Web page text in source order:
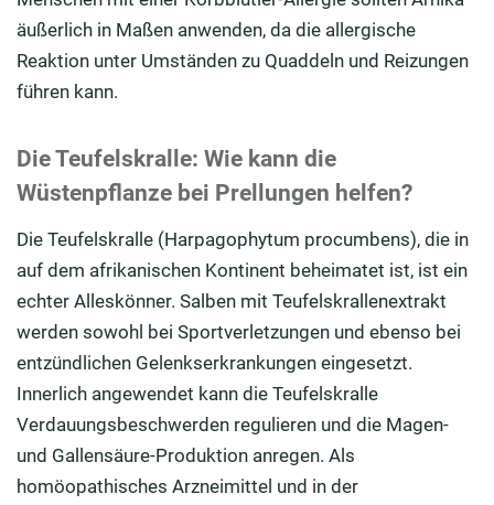
äußerlich in Maßen anwenden, da die allergische
Reaktion unter Umständen zu Quaddeln und Reizungen
führen kann.
Die Teufelskralle: Wie kann die
Wüstenpflanze bei Prellungen helfen?
Die Teufelskralle (Harpagophytum procumbens), die in
auf dem afrikanischen Kontinent beheimatet ist, ist ein
echter Alleskönner. Salben mit Teufelskrallenextrakt
werden sowohl bei Sportverletzungen und ebenso bei
entzündlichen Gelenkserkrankungen eingesetzt.
Innerlich angewendet kann die Teufelskralle
Verdauungsbeschwerden regulieren und die Magen-
und Gallensäure-Produktion anregen. Als
homöopathisches Arzneimittel und in der